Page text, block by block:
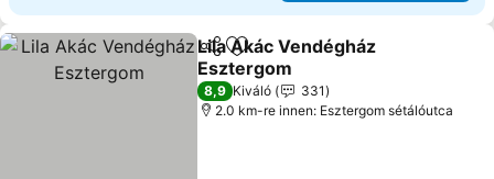
MegosztásHozzáadás a kedvencekhez
Lila Akác Vendégház
Esztergom
Árak megjelenítése
8,9 Kiváló
331
2.0 km-re innen: Esztergom sétálóutca